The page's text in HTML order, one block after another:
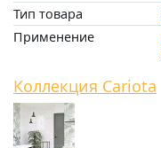
Тип товара
Применение
Коллекция Cariota